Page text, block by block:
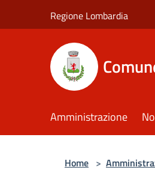
Regione Lombardia
Amministrazione
Home >